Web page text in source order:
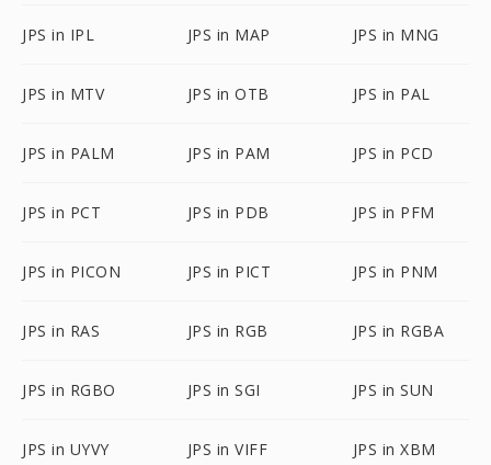
JPS in IPL JPS in MAP JPS in MNG
JPS in MTV JPS in OTB JPS in PAL
JPS in PALM JPS in PAM JPS in PCD
JPS in PCT JPS in PDB JPS in PFM
JPS in PICON JPS in PICT JPS in PNM
JPS in RAS JPS in RGB JPS in RGBA
JPS in RGBO JPS in SGI JPS in SUN
JPS in UYVY JPS in VIFF JPS in XBM